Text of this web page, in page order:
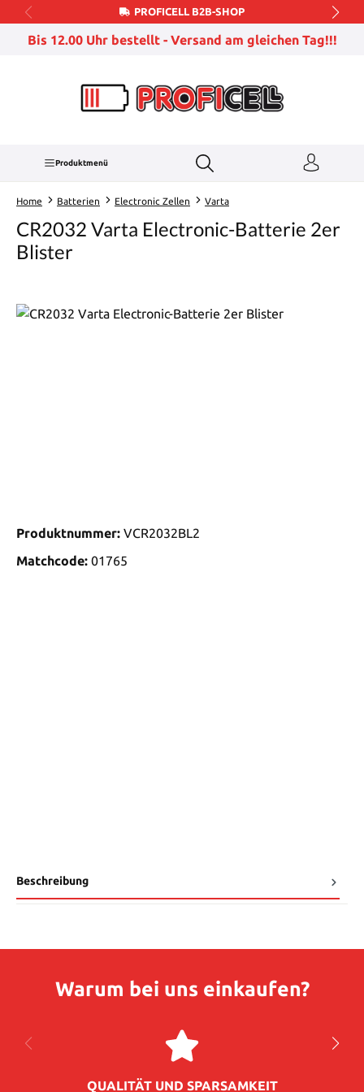
Zum Hauptinhalt springenPROFICELL B2B-SHOP
Bis 12.00 Uhr bestellt - Versand am gleichen Tag!!!
Produktmenü
Home Batterien Electronic Zellen Varta
CR2032 Varta Electronic-Batterie 2er
Blister
Produktnummer: VCR2032BL2
Matchcode: 01765
Beschreibung
Warum bei uns einkaufen?
QUALITÄT UND SPARSAMKEIT